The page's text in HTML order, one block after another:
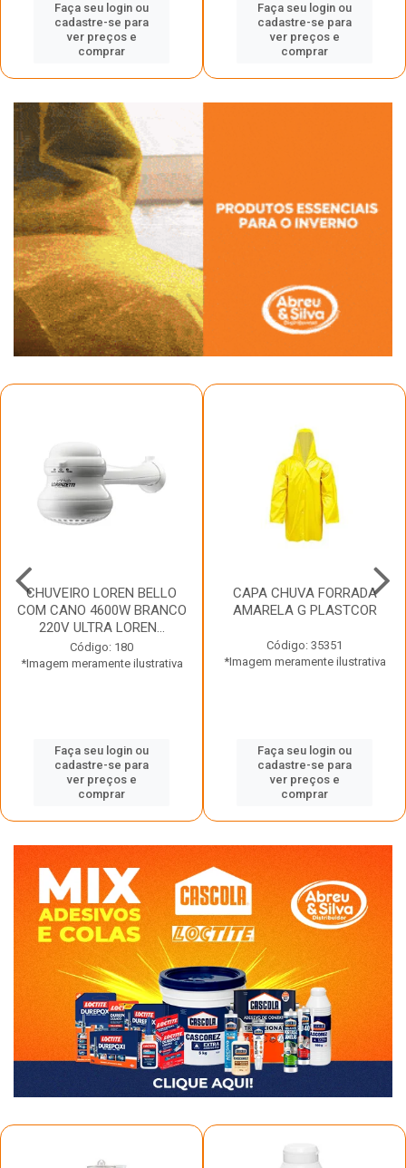
Faça seu login ou
cadastre-se para
ver preços e
comprar
Faça seu login ou
cadastre-se para
ver preços e
comprar
CHUVEIRO LOREN BELLO
COM CANO 4600W BRANCO
220V ULTRA LOREN...
Código: 180
*Imagem meramente ilustrativa
Faça seu login ou
cadastre-se para
ver preços e
comprar
CAPA CHUVA FORRADA
AMARELA G PLASTCOR
Código: 35351
*Imagem meramente ilustrativa
Faça seu login ou
cadastre-se para
ver preços e
comprar